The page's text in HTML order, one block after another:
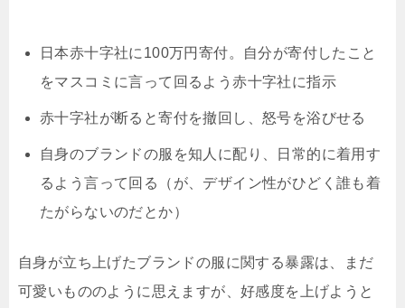
日本赤十字社に100万円寄付。自分が寄付したこと
をマスコミに言って回るよう赤十字社に指示
赤十字社が断ると寄付を撤回し、怒号を浴びせる
自身のブランドの服を知人に配り、日常的に着用す
るよう言って回る（が、デザイン性がひどく誰も着
たがらないのだとか）
自身が立ち上げたブランドの服に関する暴露は、まだ
可愛いもののように思えますが、好感度を上げようと